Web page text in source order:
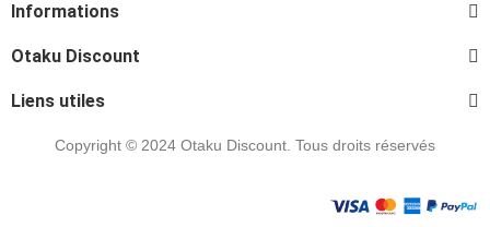
Informations
Otaku Discount
Liens utiles
Copyright © 2024 Otaku Discount. Tous droits réservés